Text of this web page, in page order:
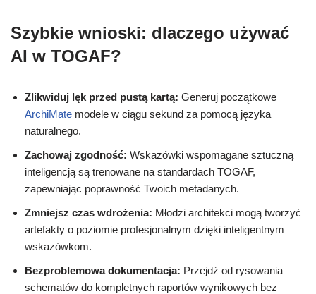
Szybkie wnioski: dlaczego używać
AI w TOGAF?
Zlikwiduj lęk przed pustą kartą: Generuj początkowe
ArchiMate modele w ciągu sekund za pomocą języka
naturalnego.
Zachowaj zgodność: Wskazówki wspomagane sztuczną
inteligencją są trenowane na standardach TOGAF,
zapewniając poprawność Twoich metadanych.
Zmniejsz czas wdrożenia: Młodzi architekci mogą tworzyć
artefakty o poziomie profesjonalnym dzięki inteligentnym
wskazówkom.
Bezproblemowa dokumentacja: Przejdź od rysowania
schematów do kompletnych raportów wynikowych bez